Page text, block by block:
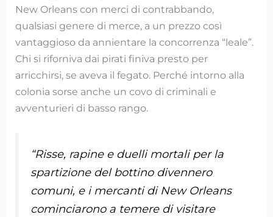
New Orleans con merci di contrabbando,
qualsiasi genere di merce, a un prezzo così
vantaggioso da annientare la concorrenza “leale”.
Chi si riforniva dai pirati finiva presto per
arricchirsi, se aveva il fegato. Perché intorno alla
colonia sorse anche un covo di criminali e
avventurieri di basso rango.
“Risse, rapine e duelli mortali per la
spartizione del bottino divennero
comuni, e i mercanti di New Orleans
cominciarono a temere di visitare